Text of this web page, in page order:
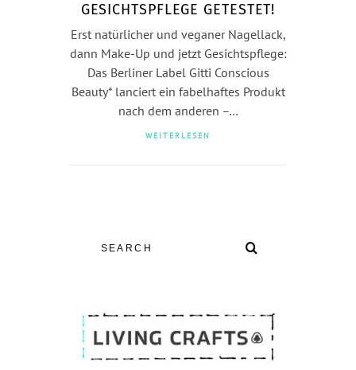
GESICHTSPFLEGE GETESTET!
Erst natürlicher und veganer Nagellack,
dann Make-Up und jetzt Gesichtspflege:
Das Berliner Label Gitti Conscious
Beauty* lanciert ein fabelhaftes Produkt
nach dem anderen –…
WEITERLESEN